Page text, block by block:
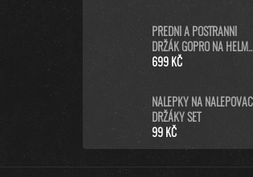
PŘEDNÍ A POSTRANNÍ
DRŽÁK GOPRO NA
(HELMET FRONT AND SIDE
699 KČ
NÁLEPKY NA NALEPOVACÍ
DRŽÁKY SET
99 KČ